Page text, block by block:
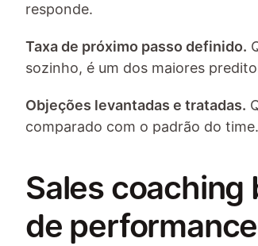
responde.
Taxa de próximo passo definido.
sozinho, é um dos maiores
Objeções levantadas e tratadas.
comparado com o padrão do time.
Sales coaching
de performance